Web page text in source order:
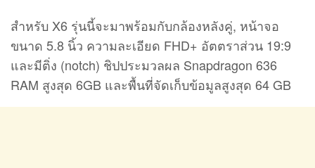
สำหรับ X6 รุ่นนี้จะมาพร้อมกับกล้องหลังคู่, หน้าจอ
ขนาด 5.8 นิ้ว ความละเอียด FHD+ อัตตราส่วน 19:9
และมีติ่ง (notch) ชิปประมวลผล Snapdragon 636
RAM สูงสุด 6GB และพื้นที่จัดเก็บข้อมูลสูงสุด 64 GB